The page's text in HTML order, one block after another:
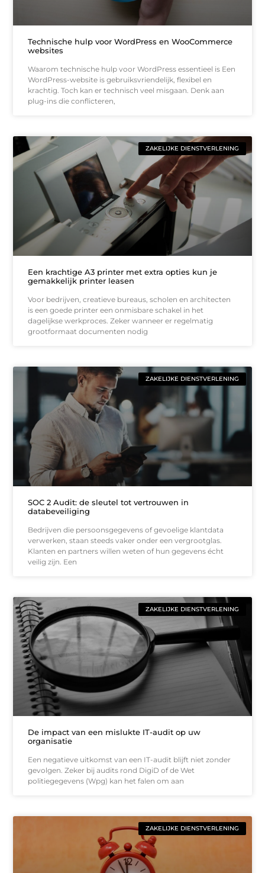
Technische hulp voor WordPress en WooCommerce
websites
Waarom technische hulp voor WordPress essentieel is Een
WordPress-website is gebruiksvriendelijk, flexibel en
krachtig. Toch kan er technisch veel misgaan. Denk aan
plug-ins die conflicteren,
ZAKELIJKE DIENSTVERLENING
Een krachtige A3 printer met extra opties kun je
gemakkelijk printer leasen
Voor bedrijven, creatieve bureaus, scholen en architecten
is een goede printer een onmisbare schakel in het
dagelijkse werkproces. Zeker wanneer er regelmatig
grootformaat documenten nodig
ZAKELIJKE DIENSTVERLENING
SOC 2 Audit: de sleutel tot vertrouwen in
databeveiliging
Bedrijven die persoonsgegevens of gevoelige klantdata
verwerken, staan steeds vaker onder een vergrootglas.
Klanten en partners willen weten of hun gegevens écht
veilig zijn. Een
ZAKELIJKE DIENSTVERLENING
De impact van een mislukte IT-audit op uw
organisatie
Een negatieve uitkomst van een IT-audit blijft niet zonder
gevolgen. Zeker bij audits rond DigiD of de Wet
politiegegevens (Wpg) kan het falen om aan
ZAKELIJKE DIENSTVERLENING